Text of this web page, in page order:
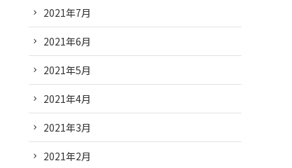
2021年7月
2021年6月
2021年5月
2021年4月
2021年3月
2021年2月